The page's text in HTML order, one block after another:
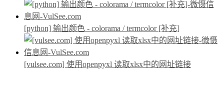
[python] 输出颜色 - colorama / termcolor [补充]
[vulsee.com] 使用openpyxl 读取xlsx中的网址链接